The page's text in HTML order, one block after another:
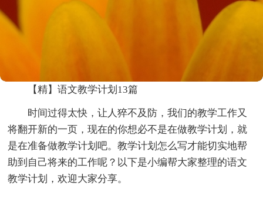
【精】语文教学计划13篇
时间过得太快，让人猝不及防，我们的教学工作又
将翻开新的一页，现在的你想必不是在做教学计划，就
是在准备做教学计划吧。教学计划怎么写才能切实地帮
助到自己将来的工作呢？以下是小编帮大家整理的语文
教学计划，欢迎大家分享。